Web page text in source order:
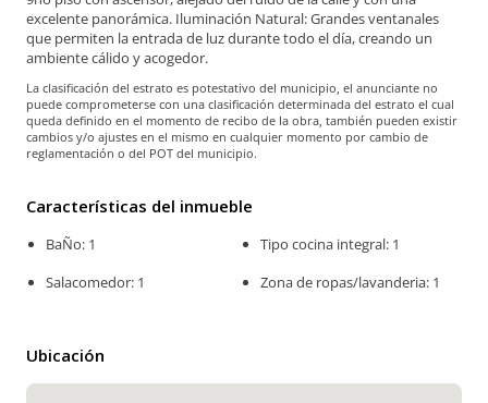
excelente panorámica. Iluminación Natural: Grandes ventanales
que permiten la entrada de luz durante todo el día, creando un
ambiente cálido y acogedor.
La clasificación del estrato es potestativo del municipio, el anunciante no
puede comprometerse con una clasificación determinada del estrato el cual
queda definido en el momento de recibo de la obra, también pueden existir
cambios y/o ajustes en el mismo en cualquier momento por cambio de
reglamentación o del POT del municipio.
Características del inmueble
BaÑo: 1
Salacomedor: 1
Tipo cocina integral: 1
Zona de ropas/lavanderia: 1
Ubicación